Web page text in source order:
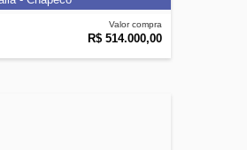
Valor compra
R$ 514.000,00